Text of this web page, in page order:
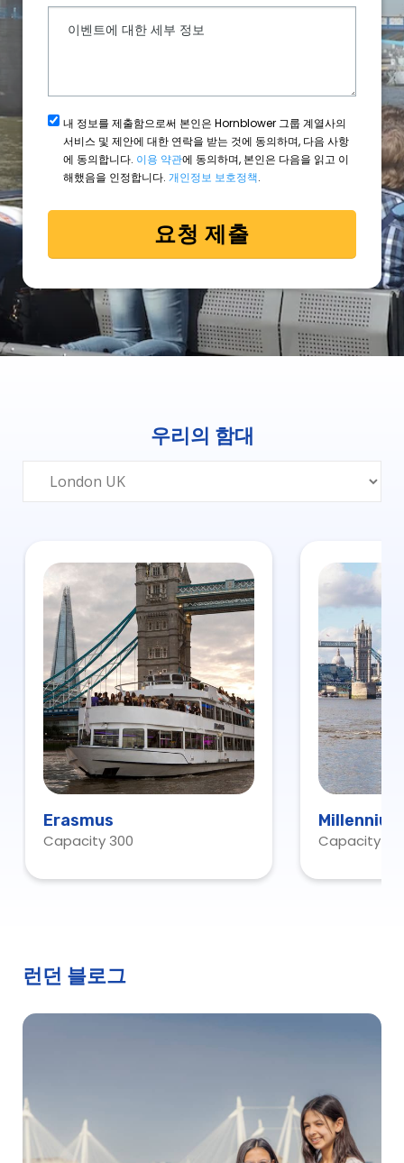
내 정보를 제출함으로써 본인은 Hornblower 그룹 계열사의
서비스 및 제안에 대한 연락을 받는 것에 동의하며, 다음 사항
에 동의합니다. 이용 약관에 동의하며, 본인은 다음을 읽고 이
해했음을 인정합니다. 개인정보 보호정책.
우리의 함대
Erasmus
Capacity 300 Capacity
런던 블로그